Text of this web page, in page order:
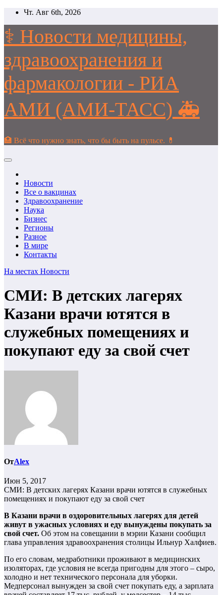
Перейти
содержимому
Чт. Авг 6th, 2026
⚕️ Новости медицины,
здравоохранения и
фармакологии - РИА
АМИ (АМИ-ТАСС) 🚑
🏥 Всё что нужно знать, что бы быть на пульсе. 💊
Новости
Все о вакцинах
Здравоохранение
Наука
Бизнес
Регионы
Разное
В мире
Контакты
На местах Новости
СМИ: В детских лагерях
Казани врачи ютятся в
служебных помещениях и
покупают еду за свой счет
ОтAlex
Июн 5, 2017
СМИ: В детских лагерях Казани врачи ютятся в служебных
помещениях и покупают еду за свой счет
В Казани врачи в оздоровительных лагерях для детей
живут в ужасных условиях и еду вынуждены покупать за
свой счет. Об этом на совещании в мэрии Казани сообщил
глава управления здравоохранения столицы Ильнур Халфиев.
По его словам, медработники проживают в медицинских
изоляторах, где условия не всегда пригодны для этого – сыро,
холодно и нет технического персонала для уборки.
Медперсонал вынужден за свой счет покупать еду, а зарплата